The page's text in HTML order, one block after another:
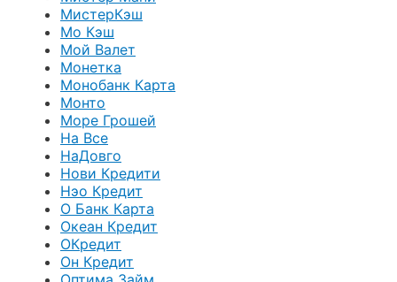
МистерКэш
Мо Кэш
Мой Валет
Монетка
Монобанк Карта
Монто
Море Грошей
На Все
НаДовго
Нови Кредити
Нэо Кредит
О Банк Карта
Океан Кредит
ОКредит
Он Кредит